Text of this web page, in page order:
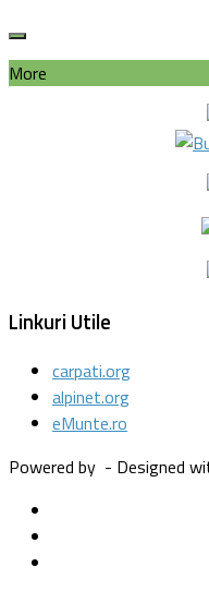
More
Linkuri Utile
carpati.org
alpinet.org
eMunte.ro
Powered by - Designed